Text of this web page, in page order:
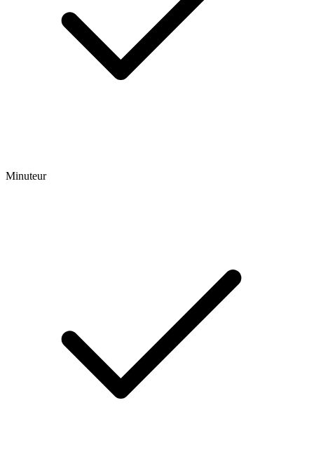
Minuteur